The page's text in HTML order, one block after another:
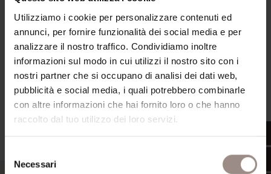
Utilizziamo i cookie per personalizzare contenuti ed
annunci, per fornire funzionalità dei social media e per
analizzare il nostro traffico. Condividiamo inoltre
informazioni sul modo in cui utilizzi il nostro sito con i
nostri partner che si occupano di analisi dei dati web,
pubblicità e social media, i quali potrebbero combinarle
con altre informazioni che hai fornito loro o che hanno
raccolto dal tuo utilizzo dei loro servizi.
delNecessari
Posizione e dintorni